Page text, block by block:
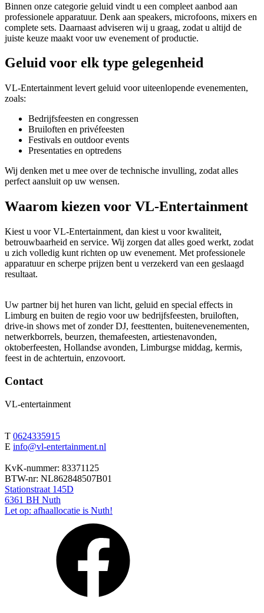
Binnen onze categorie geluid vindt u een compleet aanbod aan
professionele apparatuur. Denk aan speakers, microfoons, mixers en
complete sets. Daarnaast adviseren wij u graag, zodat u altijd de
juiste keuze maakt voor uw evenement of productie.
Geluid voor elk type gelegenheid
VL-Entertainment levert geluid voor uiteenlopende evenementen,
zoals:
Bedrijfsfeesten en congressen
Bruiloften en privéfeesten
Festivals en outdoor events
Presentaties en optredens
Wij denken met u mee over de technische invulling, zodat alles
perfect aansluit op uw wensen.
Waarom kiezen voor VL-Entertainment
Kiest u voor VL-Entertainment, dan kiest u voor kwaliteit,
betrouwbaarheid en service. Wij zorgen dat alles goed werkt, zodat
u zich volledig kunt richten op uw evenement. Met professionele
apparatuur en scherpe prijzen bent u verzekerd van een geslaagd
resultaat.
Uw partner bij het huren van licht, geluid en special effects in
Limburg en buiten de regio voor uw bedrijfsfeesten, bruiloften,
drive-in shows met of zonder DJ, feesttenten, buitenevenementen,
netwerkborrels, beurzen, themafeesten, artiestenavonden,
oktoberfeesten, Hollandse avonden, Limburgse middag, kermis,
feest in de achtertuin, enzovoort.
Contact
VL-entertainment
T 0624335915
E info@vl-entertainment.nl
KvK-nummer: 83371125
BTW-nr: NL862848507B01
Stationstraat 145D
6361 BH Nuth
Let op: afhaallocatie is Nuth!